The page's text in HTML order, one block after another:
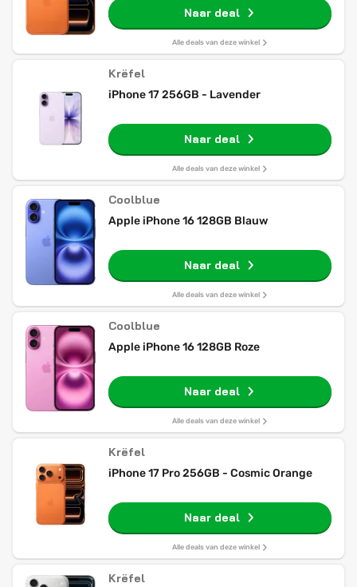
Naar deal
Alle deals van deze winkel
Krëfel
iPhone 17 256GB - Lavender
Naar deal
Alle deals van deze winkel
Coolblue
Apple iPhone 16 128GB Blauw
Naar deal
Alle deals van deze winkel
Coolblue
Apple iPhone 16 128GB Roze
Naar deal
Alle deals van deze winkel
Krëfel
iPhone 17 Pro 256GB - Cosmic Orange
Naar deal
Alle deals van deze winkel
Krëfel